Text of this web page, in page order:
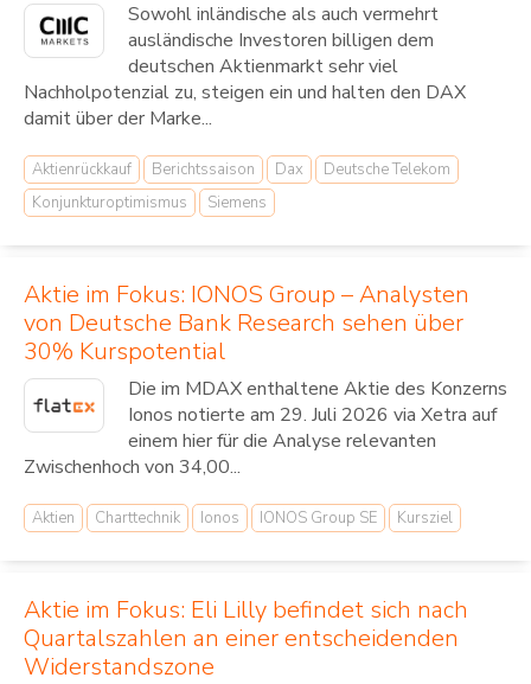
Sowohl inländische als auch vermehrt
ausländische Investoren billigen dem
deutschen Aktienmarkt sehr viel
Nachholpotenzial zu, steigen ein und halten den DAX
damit über der Marke...
Aktienrückkauf Berichtssaison Dax
Deutsche Telekom
Konjunkturoptimismus
Siemens
Aktie im Fokus: IONOS Group – Analysten
von Deutsche Bank Research sehen über
30% Kurspotential
Die im MDAX enthaltene Aktie des Konzerns
Ionos notierte am 29. Juli 2026 via Xetra auf
einem hier für die Analyse relevanten
Zwischenhoch von 34,00...
Aktien Charttechnik Ionos IONOS Group SE Kursziel
Aktie im Fokus: Eli Lilly befindet sich nach
Quartalszahlen an einer entscheidenden
Widerstandszone